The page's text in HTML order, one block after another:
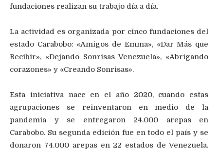
fundaciones realizan su trabajo día a día.
La actividad es organizada por cinco fundaciones del
estado Carabobo: «Amigos de Emma», «Dar Más que
Recibir», «Dejando Sonrisas Venezuela», «Abrigando
corazones» y «Creando Sonrisas».
Esta iniciativa nace en el año 2020, cuando estas
agrupaciones se reinventaron en medio de la
pandemia y se entregaron 24.000 arepas en
Carabobo. Su segunda edición fue en todo el país y se
donaron 74.000 arepas en 22 estados de Venezuela.